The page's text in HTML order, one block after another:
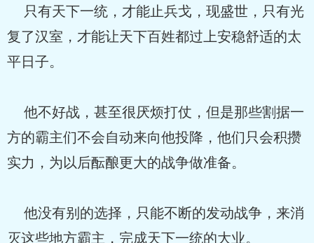
只有天下一统，才能止兵戈，现盛世，只有光
复了汉室，才能让天下百姓都过上安稳舒适的太
平日子。
他不好战，甚至很厌烦打仗，但是那些割据一
方的霸主们不会自动来向他投降，他们只会积攒
实力，为以后酝酿更大的战争做准备。
他没有别的选择，只能不断的发动战争，来消
灭这些地方霸主，完成天下一统的大业。